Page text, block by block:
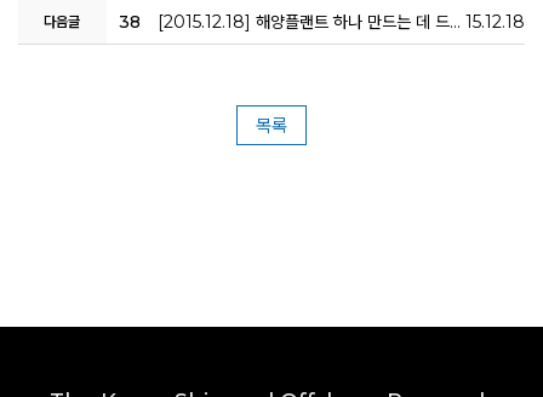
다음글 38 [2015.12.18] 해양플랜트 하나 만드는 데 드는 비용은 얼마? 15.12.18
목록